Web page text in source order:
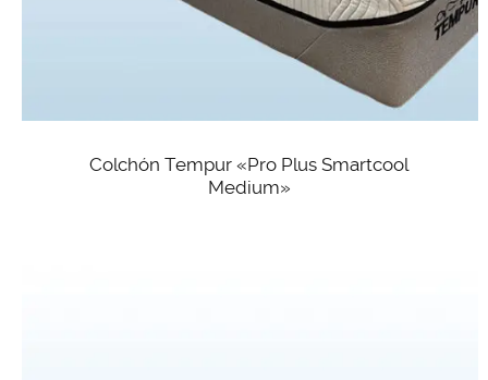
Colchón Tempur «Pro Plus Smartcool
Medium»